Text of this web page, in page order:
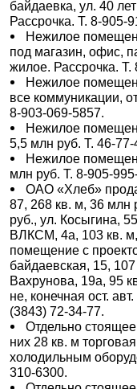
байдаевка, ул. 40
Рассрочка. Т. 8-905-
Нежилое
под магазин, офис,
жилое. Рассрочка.
Нежилое
все коммуникации,
8-903-069-5857.
Нежилое
5,5 млн руб. Т. 46-
Нежилое
млн руб. Т. 8-905-
ОАО «Хлеб»
87, 268 кв. м, 36 млн
руб., ул. Косыгина,
ВЛКСМ, 4а, 103 кв.
помещение с
байдаевская, 15,
Вахрунова, 19а, 95
не, конечная ост.
(3843) 72-34-77.
Отдельно
них 28 кв. м
холодильным
310-6300.